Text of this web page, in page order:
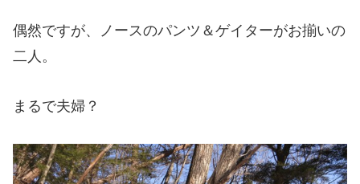
偶然ですが、ノースのパンツ＆ゲイターがお揃いの
二人。
まるで夫婦？